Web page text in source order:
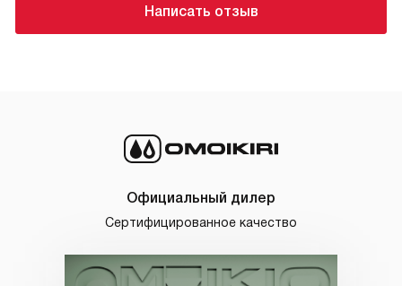
Написать отзыв
Официальный дилер
Сертифицированное качество